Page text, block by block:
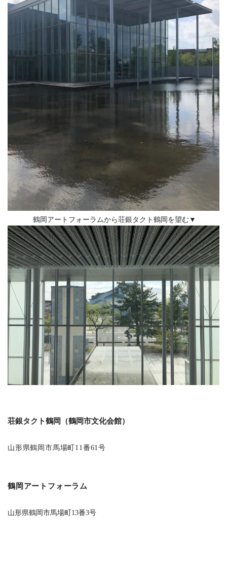
鶴岡アートフォーラムから荘銀タクト鶴岡を望む▼
荘銀タクト鶴岡（鶴岡市文化会館）
山形県鶴岡市馬場町11番61号
鶴岡アートフォーラム
山形県鶴岡市馬場町13番3号